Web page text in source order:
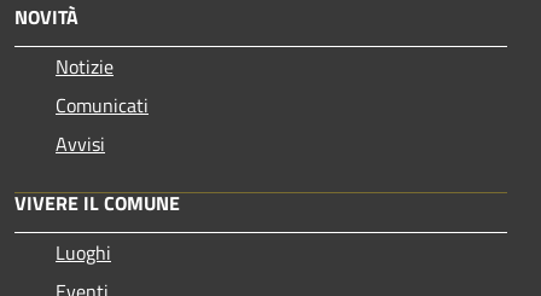
NOVITÀ
Notizie
Comunicati
Avvisi
VIVERE IL COMUNE
Luoghi